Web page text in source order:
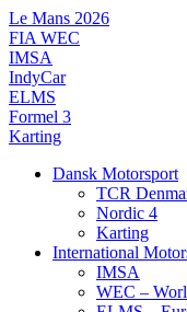
Videre
til
indhold
Le Mans 2026
FIA WEC
IMSA
IndyCar
ELMS
Formel 3
Karting
Dansk Motorsport
TCR
Nordic 4
Karting
International
IMSA
WEC –